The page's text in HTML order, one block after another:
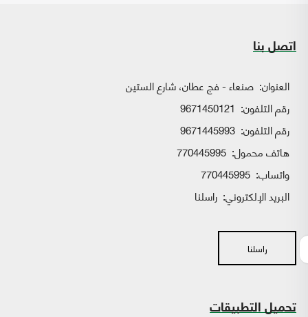
اتصل بنا
العنوان: صنعاء - فج عطان، شارع الستين
رقم التلفون: 9671450121
رقم التلفون: 9671445993
هاتف محمول: 770445995
واتساب:
البريد الإلكتروني: راسلنا
راسلنا
تحميل التطبيقات